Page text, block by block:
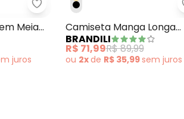
Longa com Capuz Preto
Ioluig - Camiseta Menino em
Meia
juros
Camiseta Manga Longa
Homem Aranha Preto
BRANDILI
R$ 71,99R$ 89,99
ou 2xde R$ 35,99sem juros